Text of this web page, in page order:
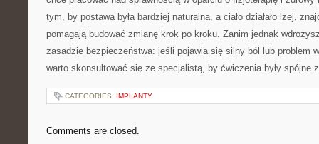
tym, by postawa była bardziej naturalna, a ciało działało lżej,
pomagają budować zmianę krok po kroku. Zanim jednak
zasadzie bezpieczeństwa: jeśli pojawia się silny ból lub problem
warto skonsultować się ze specjalistą, by ćwiczenia były spójne
CATEGORIES: IMPLANTY
Comments are closed.